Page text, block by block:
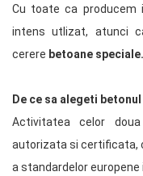
Cu toate ca producem
intens utlizat, atunci
cerere betoane speciale.
De ce sa alegeti
Activitatea celor
autorizata si certificata,
a standardelor europene